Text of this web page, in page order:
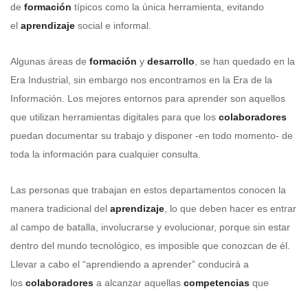
de formación típicos como la única herramienta, evitando
el aprendizaje social e informal.
Algunas áreas de formación y desarrollo , se han quedado en la
Era Industrial, sin embargo nos encontramos en la Era de la
Información. Los mejores entornos para aprender son aquellos
que utilizan herramientas digitales para que los colaboradores
puedan documentar su trabajo y disponer -en todo momento- de
toda la información para cualquier consulta.
Las personas que trabajan en estos departamentos conocen la
manera tradicional del aprendizaje , lo que deben hacer es entrar
al campo de batalla, involucrarse y evolucionar, porque sin estar
dentro del mundo tecnológico, es imposible que conozcan de él.
Llevar a cabo el “aprendiendo a aprender” conducirá a
los colaboradores a alcanzar aquellas competencias que